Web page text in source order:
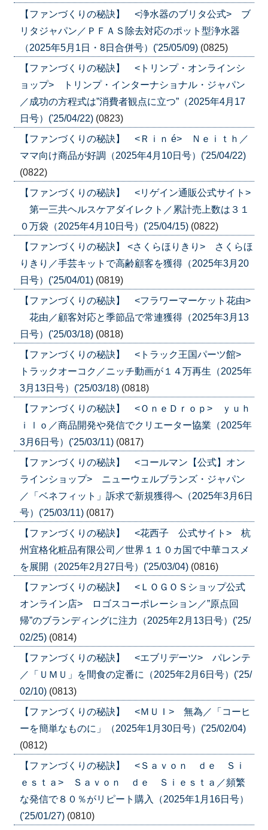
【ファンづくりの秘訣】 <浄水器のブリタ公式> ブ
リタジャパン／ＰＦＡＳ除去対応のポット型浄水器
（2025年5月1日・8日合併号）('25/05/09) (0825)
【ファンづくりの秘訣】 <トリンプ・オンラインシ
ョップ> トリンプ・インターナショナル・ジャパン
／成功の方程式は”消費者観点に立つ”（2025年4月17
日号）('25/04/22) (0823)
【ファンづくりの秘訣】 <Ｒｉｎ é> Ｎｅｉｔｈ／
ママ向け商品が好調（2025年4月10日号）('25/04/22)
(0822)
【ファンづくりの秘訣】 <リゲイン通販公式サイト>
第一三共ヘルスケアダイレクト／累計売上数は３１
０万袋（2025年4月10日号）('25/04/15) (0822)
【ファンづくりの秘訣】 <さくらほりきり> さくらほ
りきり／手芸キットで高齢顧客を獲得（2025年3月20
日号）('25/04/01) (0819)
【ファンづくりの秘訣】 <フラワーマーケット花由>
花由／顧客対応と季節品で常連獲得（2025年3月13
日号）('25/03/18) (0818)
【ファンづくりの秘訣】 <トラック王国パーツ館>
トラックオーコク／ニッチ動画が１４万再生（2025年
3月13日号）('25/03/18) (0818)
【ファンづくりの秘訣】 <ＯｎｅＤｒｏｐ> ｙｕｈ
ｉｌｏ／商品開発や発信でクリエーター協業（2025年
3月6日号）('25/03/11) (0817)
【ファンづくりの秘訣】 <コールマン【公式】オン
ラインショップ> ニューウェルブランズ・ジャパン
／「ベネフィット」訴求で新規獲得へ（2025年3月6日
号）('25/03/11) (0817)
【ファンづくりの秘訣】 <花西子 公式サイト> 杭
州宜格化粧品有限公司／世界１１０カ国で中華コスメ
を展開（2025年2月27日号）('25/03/04) (0816)
【ファンづくりの秘訣】 <ＬＯＧＯＳショップ公式
オンライン店> ロゴスコーポレーション／”原点回
帰”のブランディングに注力（2025年2月13日号）('25/
02/25) (0814)
【ファンづくりの秘訣】 <エブリデーツ> パレンテ
／「ＵＭＵ」を間食の定番に（2025年2月6日号）('25/
02/10) (0813)
【ファンづくりの秘訣】 <ＭＵＩ> 無為／「コーヒ
ーを簡単なものに」（2025年1月30日号）('25/02/04)
(0812)
【ファンづくりの秘訣】 <Ｓａｖｏｎ ｄｅ Ｓｉ
ｅｓｔａ> Ｓａｖｏｎ ｄｅ Ｓｉｅｓｔａ／頻繁
な発信で８０％がリピート購入（2025年1月16日号）
('25/01/27) (0810)